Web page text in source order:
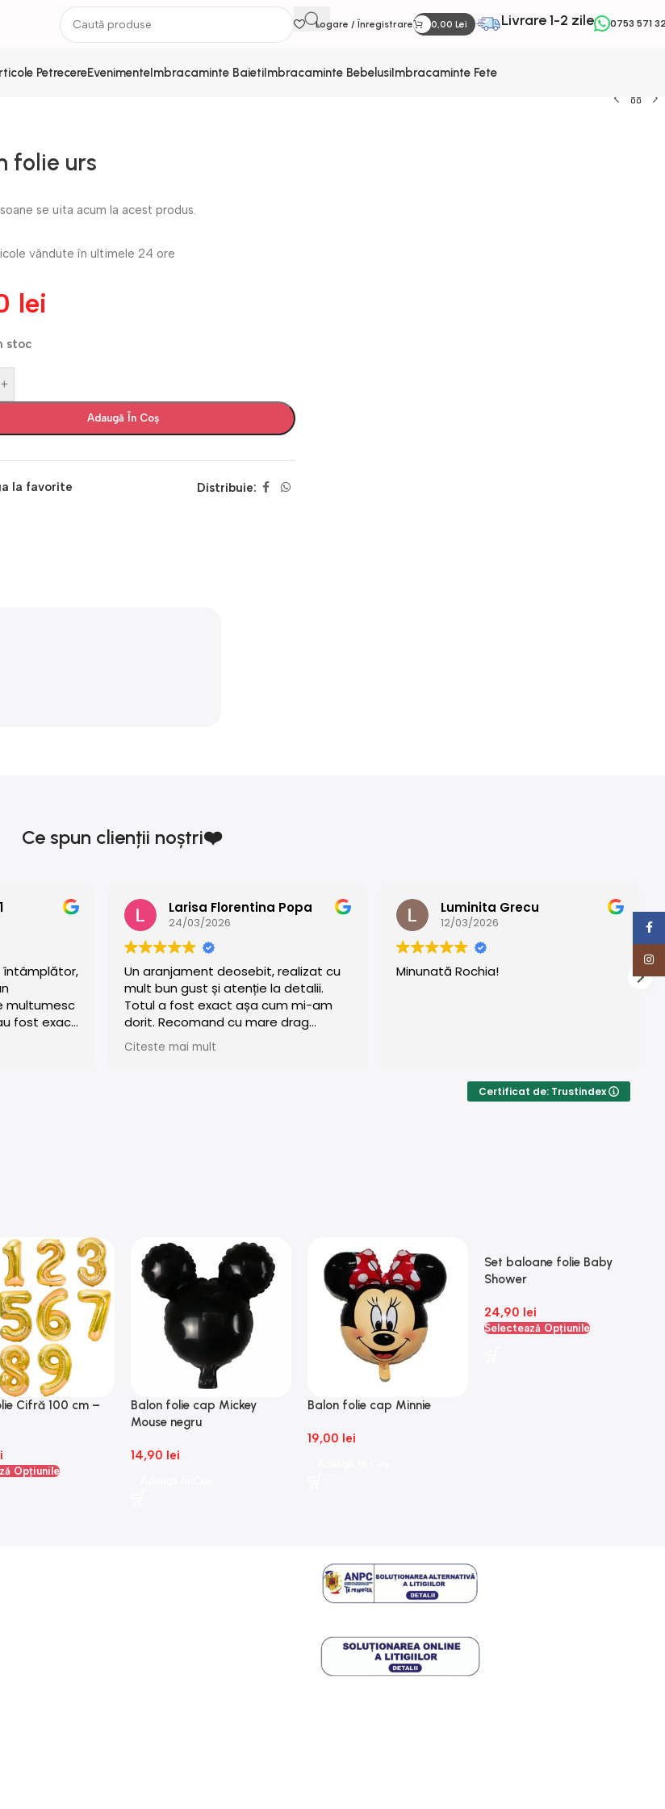
Logare / Înregistrare 0,00 Lei Livrare 1-2 zile 0753 571
PetrecereEvenimenteImbracaminte BaietiImbracaminte BebelusiImbracaminte Fete
folie urs
se uita acum la acest produs.
vândute în ultimele 24 ore
lei
stoc
+
Adaugă În Coș
la favorite Distribuie:
Ce spun clienții noștri❤️
întâmplător,
multumesc
fost exact
și
Larisa Florentina Popa
24/03/2026
Un aranjament deosebit, realizat cu
mult bun gust și atenție la detalii.
Totul a fost exact așa cum mi-am
dorit. Recomand cu mare drag
pentru profesionalism și calitate! ❤️❤️
🥰
Citeste mai mult
Luminita Grecu
12/03/2026
Minunată Rochia!
Certificat de: Trustindex
Cifră 100 cm –
Opțiunile
Balon folie cap Mickey
Mouse negru
14,90 lei
Balon folie cap Minnie
19,00 lei
Set baloane folie Baby
Shower
24,90 lei
Selectează Opțiunile